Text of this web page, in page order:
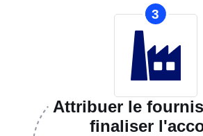
3
Attribuer le
finaliser